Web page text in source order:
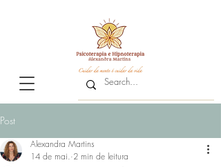
Post
Alexandra Martins
14 de mai. 2 min de leitura